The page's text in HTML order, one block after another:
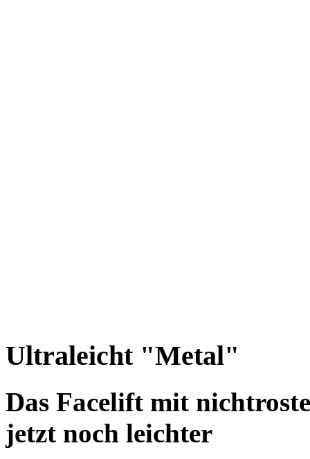
Ultraleicht "Metal"
Das Facelift mit
jetzt noch leichter